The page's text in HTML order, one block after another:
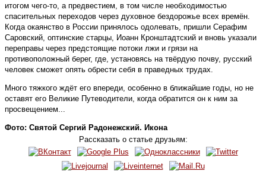
итогом чего-то, а предвестием, в том числе необходимостью
спасительных переходов через духовное бездорожье всех времён.
Когда окаянство в России принялось одолевать, пришли Серафим
Саровский, оптинские старцы, Иоанн Кронштадтский и вновь указали
переправы через предстоящие потоки лжи и грязи на
противоположный берег, где, установясь на твёрдую почву, русский
человек сможет опять обрести себя в праведных трудах.
Много тяжкого ждёт его впереди, особенно в ближайшие годы, но не
оставят его Великие Путеводители, когда обратится он к ним за
просвещением...
Фото: Святой Сергий Радонежский. Икона
Рассказать о статье друзьям: